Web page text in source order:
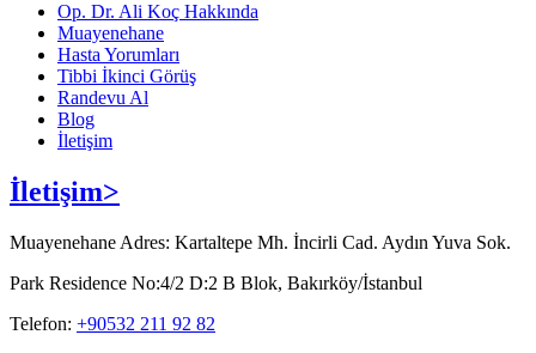
Op. Dr. Ali Koç Hakkında
Muayenehane
Hasta Yorumları
Tibbi İkinci Görüş
Randevu Al
Blog
İletişim
İletişim>
Muayenehane Adres: Kartaltepe Mh. İncirli Cad. Aydın Yuva Sok.
Park Residence No:4/2 D:2 B Blok, Bakırköy/İstanbul
Telefon: +90532 211 92 82